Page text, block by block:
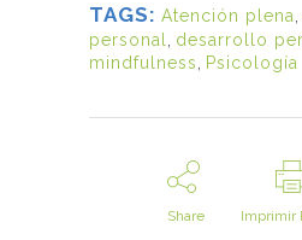
TAGS: Atención plena
personal
desarrollo
mindfulness
Psicología
Share Imprimir